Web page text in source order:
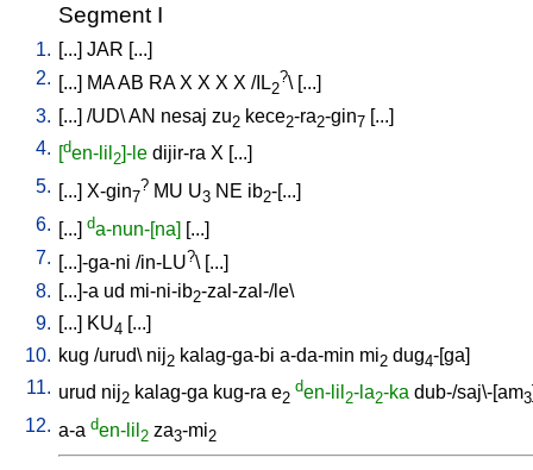
Segment I
1. [...] JAR [...]
2. [...] MAAB RA X X X X /IL2
?\ [...]
3. [...] /UD\AN nesaj zu2 kece2-ra2-gin7 [...]
4. [den-lil 2]-le dijir-ra X [...]
5. [...] X-gin7
? MU U3 NE ib2-[...]
6. [...] da-nun-[na] [...]
7. [...]-ga-ni /in-LU?\ [...]
8. [...]-a ud mi-ni-ib2-zal-zal-/le\
9. [...] KU4 [...]
10. kug /urud\ nij2 kalag-ga-bi a-da-min mi2 dug4-[ga]
11. urud nij2 kalag-ga kug-ra e2
den-lil 2-la2-ka dub-/saj\-[am3
12. a-a den-lil 2 za3-mi2